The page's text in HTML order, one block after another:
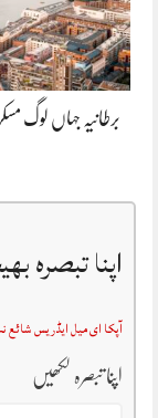
برطانیہ جہاں لوگ
اپنا تبصرہ
آپکا ای میل ایڈریس شائع
اپنا تبصرہ لکھیں